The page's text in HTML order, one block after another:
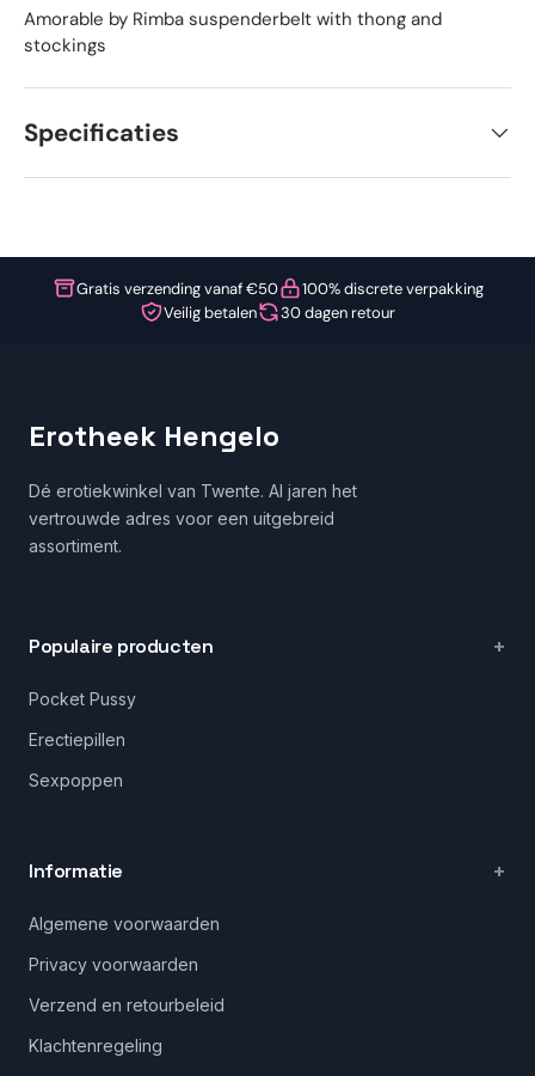
Amorable by Rimba suspenderbelt with thong and
stockings
Specificaties
Gratis verzending vanaf €50
100% discrete verpakking
Veilig betalen
30 dagen retour
Erotheek Hengelo
Dé erotiekwinkel van Twente. Al jaren het
vertrouwde adres voor een uitgebreid
assortiment.
Populaire producten
Pocket Pussy
Erectiepillen
Sexpoppen
Informatie
Algemene voorwaarden
Privacy voorwaarden
Verzend en retourbeleid
Klachtenregeling